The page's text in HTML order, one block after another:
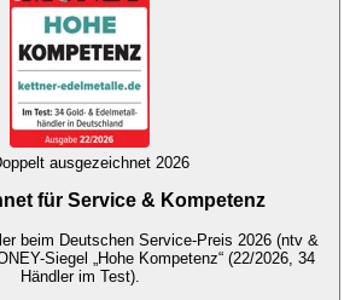
ausgezeichnet 2026
für Service & Kompetenz
beim Deutschen Service-Preis 2026 (ntv &
Siegel „Hohe Kompetenz“ (22/2026, 34
Händler im Test).